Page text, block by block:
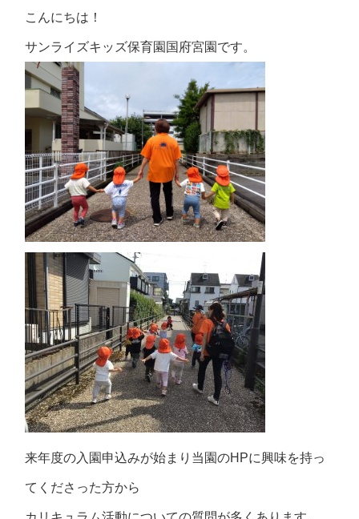
こんにちは！
サンライズキッズ保育園国府宮園です。
来年度の入園申込みが始まり当園のHPに興味を持っ
てくださった方から